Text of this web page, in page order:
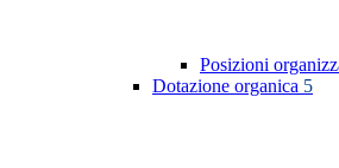
Posizioni
Dotazione organica 5